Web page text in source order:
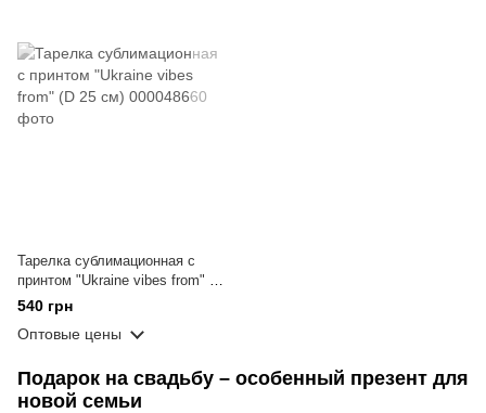
Тарелка сублимационная с
принтом "Ukraine vibes from" (D
25 см)
540 грн
Оптовые цены
Подарок на свадьбу – особенный презент для
новой семьи